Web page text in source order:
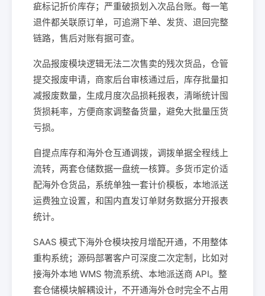
疵标记折价库存；严重破损划入次品台账。每一笔
退件都关联原订单，可追溯下单、发货、退回完整
链路，售后对账有据可查。
次品报废模块逻辑无法二次售卖的残次货品，仓管
提交报废申请，商家后台审核通过后，库存批量扣
减报废数量，生成月度次品损耗报表，清晰统计囤
货损耗率，方便商家调整备货量，避免大批量压货
亏损。
自提点库存和海外仓互通调拨，调拨单据全程线上
流转，两套仓储数据一盘统一核算。多货币定价适
配海外仓货品，系统单独一套计价模板，本地派送
运费独立设置，和国内直发订单财务数据分开报表
统计。
SAAS 模式下海外仓模块按月增配开通，不用整体
重构系统；源码部署客户可深度二次定制，比如对
接海外本地 WMS 物流系统、本地派送商 API。整
套仓储模块解耦设计，不开通海外仓时完全不占用